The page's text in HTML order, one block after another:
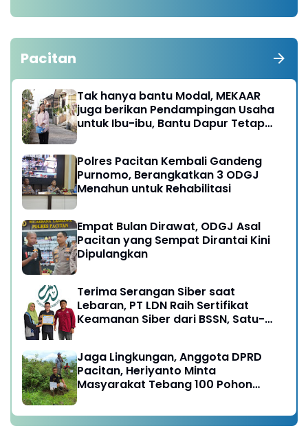
Pacitan
Tak hanya bantu Modal, MEKAAR
juga berikan Pendampingan Usaha
untuk Ibu-ibu, Bantu Dapur Tetap
Polres Pacitan Kembali Gandeng
Purnomo, Berangkatkan 3 ODGJ
Menahun untuk Rehabilitasi
Empat Bulan Dirawat, ODGJ Asal
Pacitan yang Sempat Dirantai Kini
Dipulangkan
Terima Serangan Siber saat
Lebaran, PT LDN Raih Sertifikat
Keamanan Siber dari BSSN, Satu-
Jaga Lingkungan, Anggota DPRD
Pacitan, Heriyanto Minta
Masyarakat Tebang 100 Pohon